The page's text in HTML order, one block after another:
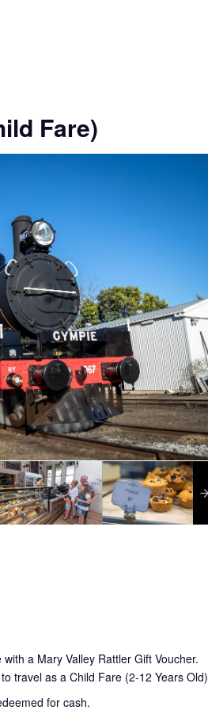
Fare)
a Mary Valley Rattler Gift Voucher.
travel as a Child Fare (2-12 Years Old)
for cash.